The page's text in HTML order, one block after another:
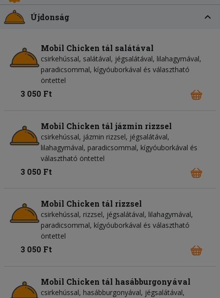
Újdonság
Mobil Chicken tál salátával
csirkehússal, salátával, jégsalátával, lilahagymával,
paradicsommal, kígyóuborkával és választható
öntettel
3 050 Ft
Mobil Chicken tál jázmin rizzsel
csirkehússal, jázmin rizzsel, jégsalátával,
lilahagymával, paradicsommal, kígyóuborkával és
választható öntettel
3 050 Ft
Mobil Chicken tál rizzsel
csirkehússal, rizzsel, jégsalátával, lilahagymával,
paradicsommal, kígyóuborkával és választható
öntettel
3 050 Ft
Mobil Chicken tál hasábburgonyával
csirkehússal, hasábburgonyával, jégsalátával,